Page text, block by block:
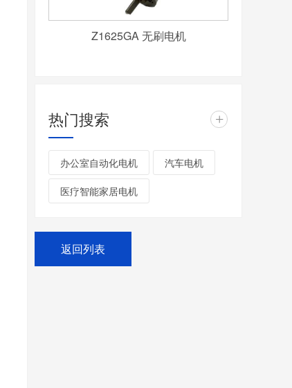
Z1625GA 无刷电机
热门搜索 +
办公室自动化电机 汽车电机
医疗智能家居电机
返回列表